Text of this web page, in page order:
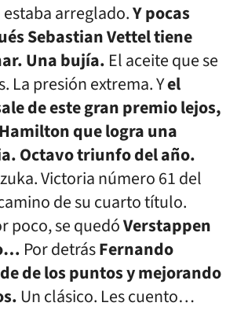
estaba arreglado.Y pocas
Sebastian Vettel tiene
Una bujía. El aceite que se
La presión extrema. Yel
de este gran premio lejos,
que logra una
Octavo triunfo del año.
Victoria número 61 del
de su cuarto título.
poco, se quedóVerstappen
Por detrásFernando
de los puntos y mejorando
Un clásico. Les cuento…